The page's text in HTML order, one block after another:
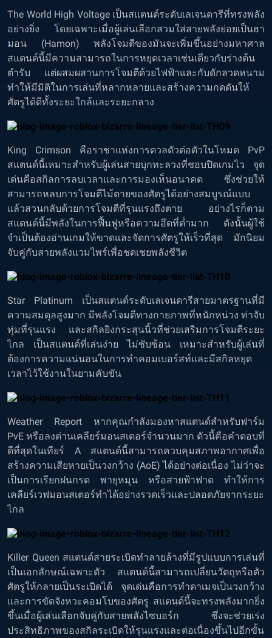
The World High Voltage เป็นสแตนด์ระดับเลเจนดารีที่ทรงพลัง
อย่างยิ่ง โดยเฉพาะเมื่อผู้เล่นเลือกสวมใส่สายพลังย่อยเป็นฮา
มอน (Hamon) พลังโจมตีของมันจะเพิ่มขึ้นอย่างมหาศาล
สแตนด์นี้มีความสามารถในการหยุดเวลาเช่นเดียวกับร่างต้น
ตำรับ แต่ผสมผสานการโจมตีด้วยไฟฟ้าและกับดักลวดหนาม
ทำให้มีมิติในการเล่นที่หลากหลายและสร้างความกดดันให้
ศัตรูได้ดีทั้งระยะใกล้และระยะกลาง
King Crimson คือราชาแห่งการดวลตัวต่อตัวในโหมด PvP
สแตนด์นี้เหมาะสำหรับผู้เล่นสายบุกทะลวงที่ชอบปิดเกมไว จุด
เด่นคือสกิลการลบเวลาและการมองเห็นอนาคต ซึ่งช่วยให้
สามารถหลบการโจมตีไม้ตายของศัตรูได้อย่างสมบูรณ์แบบ
แล้วสวนกลับด้วยการโจมตีที่รุนแรงถึงตาย อย่างไรก็ตาม
สแตนด์นี้มีพลังในการฟื้นฟูหรือความอึดที่ต่ำมาก ดังนั้นผู้ใช้
จำเป็นต้องอ่านเกมให้ขาดและจัดการศัตรูให้เร็วที่สุด มักนิยม
จับคู่กับสายพลังแวมไพร์เพื่อชดเชยพลังชีวิต
Star Platinum เป็นสแตนด์ระดับเลเจนดารีสายมาตรฐานที่มี
ความสมดุลสูงมาก มีพลังโจมตีทางกายภาพที่หนักหน่วง ท่าจับ
ทุ่มที่รุนแรง และสกิลยิงกระสุนนิ้วที่ช่วยเสริมการโจมตีระยะ
ไกล เป็นสแตนด์ที่เล่นง่าย ไม่ซับซ้อน เหมาะสำหรับผู้เล่นที่
ต้องการความแน่นอนในการทำคอมเบอร์สท์และมีสกิลหยุด
เวลาไว้ใช้งานในยามคับขัน
Weather Report หากคุณกำลังมองหาสแตนด์สำหรับฟาร์ม
PvE หรือลงด่านเคลียร์มอนสเตอร์จำนวนมาก ตัวนี้คือคำตอบที่
ดีที่สุดในเทียร์ A สแตนด์นี้สามารถควบคุมสภาพอากาศเพื่อ
สร้างความเสียหายเป็นวงกว้าง (AoE) ได้อย่างต่อเนื่อง ไม่ว่าจะ
เป็นการเรียกฝนกรด พายุหมุน หรือสายฟ้าฟาด ทำให้การ
เคลียร์เวฟมอนสเตอร์ทำได้อย่างรวดเร็วและปลอดภัยจากระยะ
ไกล
Killer Queen สแตนด์สายระเบิดทำลายล้างที่มีรูปแบบการเล่นที่
เป็นเอกลักษณ์เฉพาะตัว สแตนด์นี้สามารถเปลี่ยนวัตถุหรือตัว
ศัตรูให้กลายเป็นระเบิดได้ จุดเด่นคือการทำดาเมจเป็นวงกว้าง
และการขัดจังหวะคอมโบของศัตรู สแตนด์นี้จะทรงพลังมากยิ่ง
ขึ้นเมื่อผู้เล่นเลือกจับคู่กับสายพลังไซบอร์ก ซึ่งจะช่วยเร่ง
ประสิทธิภาพของสกิลระเบิดให้รุนแรงและต่อเนื่องขึ้นไปอีกขั้น